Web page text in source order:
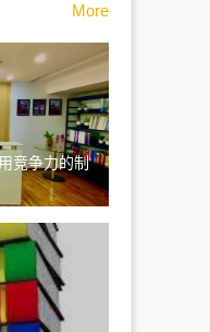
More
竞争力的制